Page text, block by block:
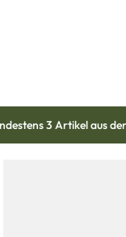
3 Artikel aus